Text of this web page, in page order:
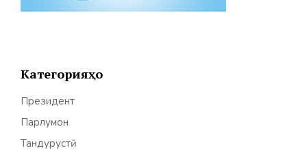
Категорияҳо
Президент
Парлумон
Тандурустӣ